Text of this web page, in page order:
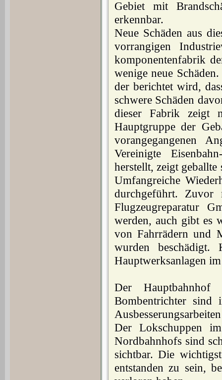
Gebiet mit
erkennbar.
Neue Schäden aus
vorrangigen
komponentenfabrik
wenige neue
der berichtet wird,
schwere Schäden
dieser Fabrik zeigt
Hauptgruppe der
voran­gegangenen
Vereinigte
herstellt, zeigt
Umfangreiche
durchgeführt. Zuvor
Flugzeug­reparatur
werden, auch gibt es
von Fahrrädern und
wurden beschädigt.
Hauptwerks­anlagen
Der
Bombentrichter sind
Der Lokschuppen
Nordbahnhofs sind
sichtbar. Die
entstanden zu sein,